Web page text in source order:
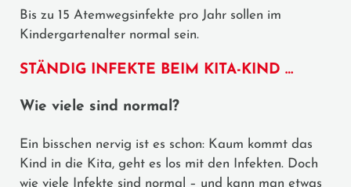
Bis zu 15 Atemwegsinfekte pro Jahr sollen im
Kindergartenalter normal sein.
STÄNDIG INFEKTE BEIM KITA-KIND …
Wie viele sind normal?
Ein bisschen nervig ist es schon: Kaum kommt das
Kind in die Kita, geht es los mit den Infekten. Doch
wie viele Infekte sind normal – und kann man etwas